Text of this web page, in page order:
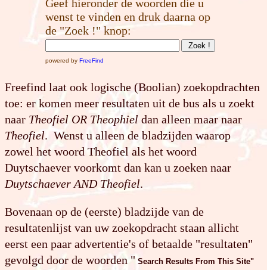
Geef hieronder de woorden die u
wenst te vinden en druk daarna op
de "Zoek !" knop:
powered by FreeFind
Freefind laat ook logische (Boolian) zoekopdrachten
toe: er komen meer resultaten uit de bus als u zoekt
naar Theofiel OR Theophiel dan alleen maar naar
Theofiel. Wenst u alleen de bladzijden waarop
zowel het woord Theofiel als het woord
Duytschaever voorkomt dan kan u zoeken naar
Duytschaever AND Theofiel.
Bovenaan op de (eerste) bladzijde van de
resultatenlijst van uw zoekopdracht staan allicht
eerst een paar advertentie's of betaalde "resultaten"
gevolgd door de woorden " Search Results From This Site"